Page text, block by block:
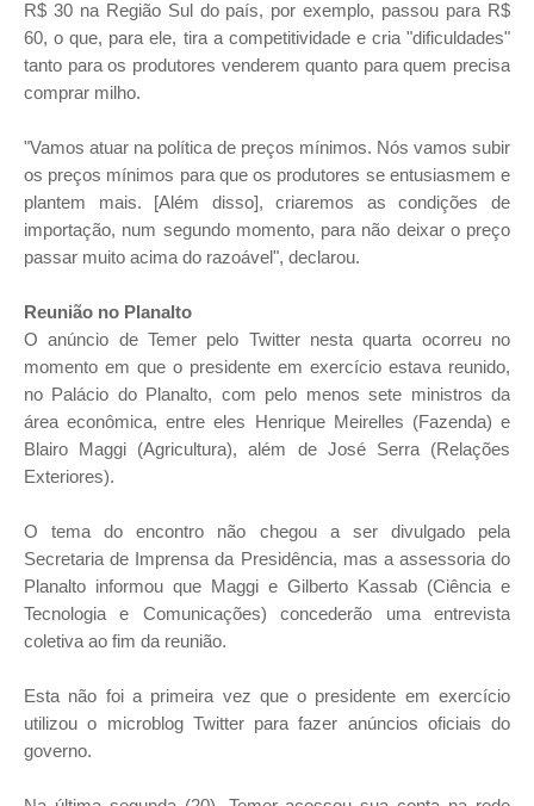
R$ 30 na Região Sul do país, por exemplo, passou para R$
60, o que, para ele, tira a competitividade e cria "dificuldades"
tanto para os produtores venderem quanto para quem precisa
comprar milho.
"Vamos atuar na política de preços mínimos. Nós vamos subir
os preços mínimos para que os produtores se entusiasmem e
plantem mais. [Além disso], criaremos as condições de
importação, num segundo momento, para não deixar o preço
passar muito acima do razoável", declarou.
Reunião no Planalto
O anúncio de Temer pelo Twitter nesta quarta ocorreu no
momento em que o presidente em exercício estava reunido,
no Palácio do Planalto, com pelo menos sete ministros da
área econômica, entre eles Henrique Meirelles (Fazenda) e
Blairo Maggi (Agricultura), além de José Serra (Relações
Exteriores).
O tema do encontro não chegou a ser divulgado pela
Secretaria de Imprensa da Presidência, mas a assessoria do
Planalto informou que Maggi e Gilberto Kassab (Ciência e
Tecnologia e Comunicações) concederão uma entrevista
coletiva ao fim da reunião.
Esta não foi a primeira vez que o presidente em exercício
utilizou o microblog Twitter para fazer anúncios oficiais do
governo.